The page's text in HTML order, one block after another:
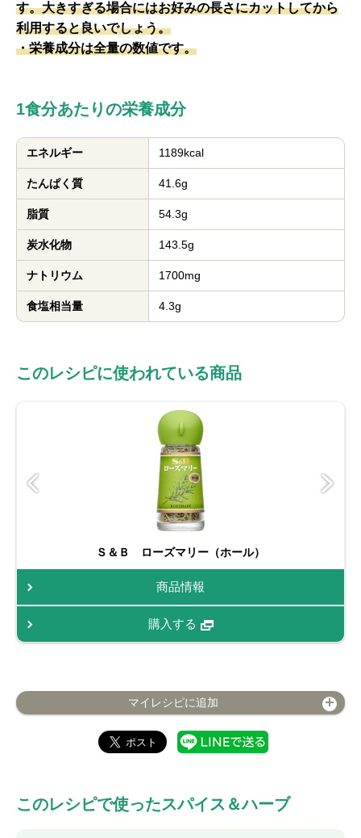
す。大きすぎる場合にはお好みの長さにカットしてから
利用すると良いでしょう。
・栄養成分は全量の数値です。
1食分あたりの栄養成分
エネルギー 1189kcal
たんぱく質 41.6g
脂質 54.3g
炭水化物 143.5g
ナトリウム 1700mg
食塩相当量 4.3g
このレシピに使われている商品
Ｓ＆Ｂ ローズマリー（ホール）
商品情報
購入する
マイレシピに追加
このレシピで使ったスパイス＆ハーブ